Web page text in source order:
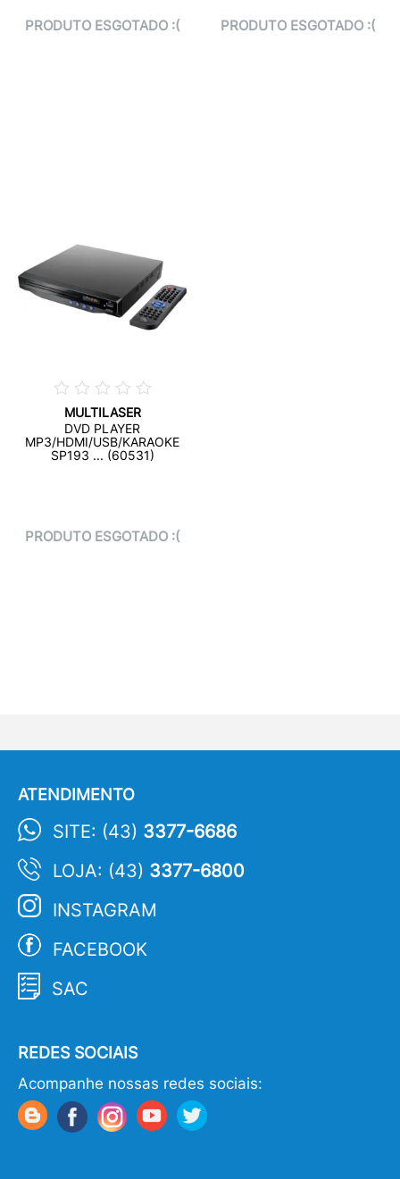
PRODUTO ESGOTADO :( PRODUTO ESGOTADO :(
MULTILASER
DVD PLAYER
MP3/HDMI/USB/KARAOKE
SP193 ... (60531)
PRODUTO ESGOTADO :(
ATENDIMENTO
SITE: (43) 3377-6686
LOJA: (43) 3377-6800
INSTAGRAM
FACEBOOK
SAC
REDES SOCIAIS
Acompanhe nossas redes sociais: